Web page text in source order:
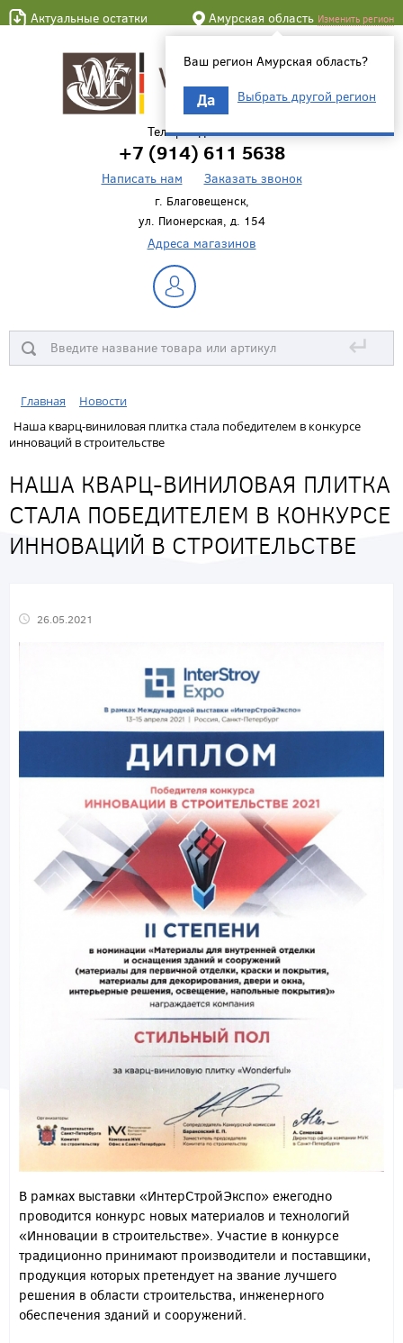
Актуальные остатки Амурская область Изменить регион
Ваш регион Амурская область?
Да Выбрать другой регион
Телефон для связи
+7 (914) 611 5638
Написать нам Заказать звонок
г. Благовещенск,
ул. Пионерская, д. 154
Адреса магазинов
↵
Главная
Новости
Наша кварц-виниловая плитка стала победителем в конкурсе
инноваций в строительстве
НАША КВАРЦ-ВИНИЛОВАЯ ПЛИТКА
СТАЛА ПОБЕДИТЕЛЕМ В КОНКУРСЕ
ИННОВАЦИЙ В СТРОИТЕЛЬСТВЕ
26.05.2021
В рамках выставки «ИнтерСтройЭкспо» ежегодно
проводится конкурс новых материалов и технологий
«Инновации в строительстве». Участие в конкурсе
традиционно принимают производители и поставщики,
продукция которых претендует на звание лучшего
решения в области строительства, инженерного
обеспечения зданий и сооружений.